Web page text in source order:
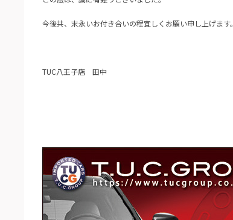
今後共、末永いお付き合いの程宜しくお願い申し上げます。
TUC八王子店 田中